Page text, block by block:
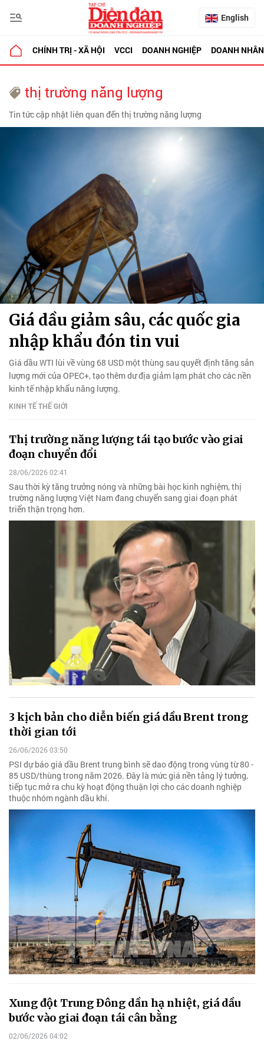
English
CHÍNH TRỊ - XÃ HỘI VCCI DOANH NGHIỆP DOANH NHÂN
thị trường năng lượng
Tin tức cập nhật liên quan đến thị trường năng lượng
Giá dầu giảm sâu, các quốc gia
nhập khẩu đón tin vui
Giá dầu WTI lùi về vùng 68 USD một thùng sau quyết định tăng sản
lượng mới của OPEC+, tạo thêm dư địa giảm lạm phát cho các nền
kinh tế nhập khẩu năng lượng.
KINH TẾ THẾ GIỚI
Thị trường năng lượng tái tạo bước vào giai
đoạn chuyển đổi
28/06/2026 02:41
Sau thời kỳ tăng trưởng nóng và những bài học kinh nghiệm, thị
trường năng lượng Việt Nam đang chuyển sang giai đoạn phát
triển thận trọng hơn.
3 kịch bản cho diễn biến giá dầu Brent trong
thời gian tới
26/06/2026 03:50
PSI dự báo giá dầu Brent trung bình sẽ dao động trong vùng từ 80 -
85 USD/thùng trong năm 2026. Đây là mức giá nền tảng lý tưởng,
tiếp tục mở ra chu kỳ hoạt động thuận lợi cho các doanh nghiệp
thuộc nhóm ngành dầu khí.
Xung đột Trung Đông dần hạ nhiệt, giá dầu
bước vào giai đoạn tái cân bằng
02/06/2026 04:02